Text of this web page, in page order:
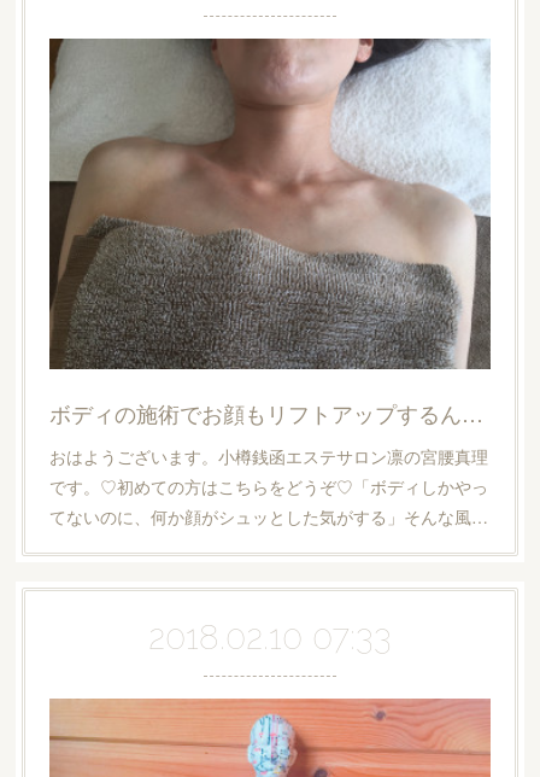
ボディの施術でお顔もリフトアップするんです
おはようございます。小樽銭函エステサロン凛の宮腰真理
です。♡初めての方はこちらをどうぞ♡「ボディしかやっ
てないのに、何か顔がシュッとした気がする」そんな風…
2018.02.10 07:33